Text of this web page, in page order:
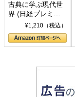
古典に学ぶ現代世
界 (日経プレミア
シリーズ)¥1,210（税込）